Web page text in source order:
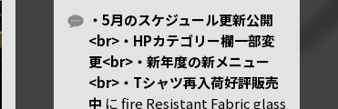
・5月のスケジュール更新公開
<br>・HPカテゴリー欄一部変
更<br>・新年度の新メニュー
<br>・Tシャツ再入荷好評販売
中 にfire Resistant Fabric glass